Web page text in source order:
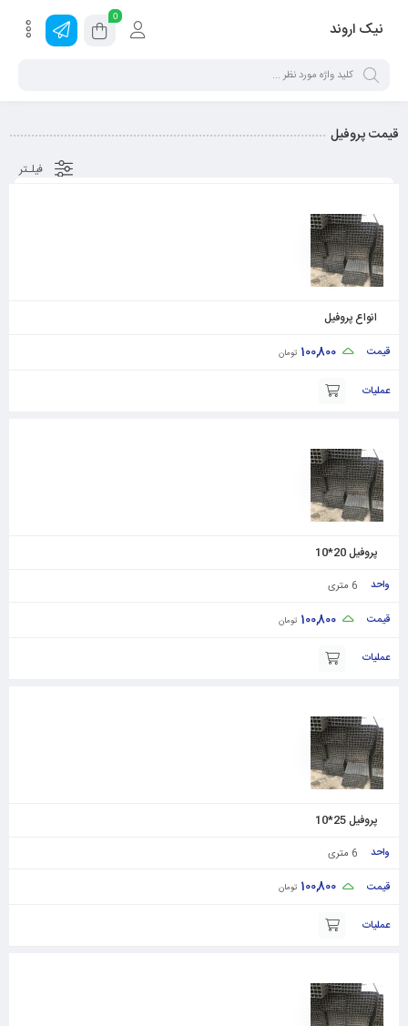
نیک اروند
0
قیمت پروفیل
فیلـتر
انواع پروفیل
100,800 تومان
پروفیل 20*10
6 متری
100,800 تومان
پروفیل 25*10
6 متری
100,800 تومان